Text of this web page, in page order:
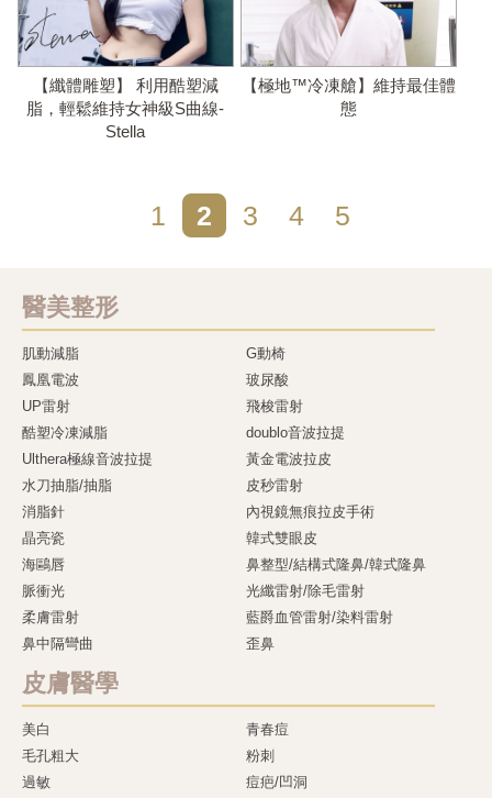
【纖體雕塑】 利用酷塑減
脂，輕鬆維持女神級S曲線-
Stella
【極地™冷凍艙】維持最佳體
態
1 2 3 4 5
醫美整形
肌動減脂
G動椅
鳳凰電波
玻尿酸
UP雷射
飛梭雷射
酷塑冷凍減脂
doublo音波拉提
Ulthera極線音波拉提
黃金電波拉皮
水刀抽脂/抽脂
皮秒雷射
消脂針
內視鏡無痕拉皮手術
晶亮瓷
韓式雙眼皮
海鷗唇
鼻整型/結構式隆鼻/韓式隆鼻
脈衝光
光纖雷射/除毛雷射
柔膚雷射
藍爵血管雷射/染料雷射
鼻中隔彎曲
歪鼻
皮膚醫學
美白
青春痘
毛孔粗大
粉刺
過敏
痘疤/凹洞